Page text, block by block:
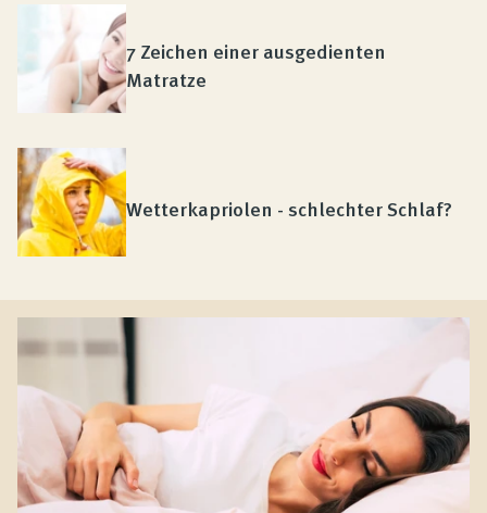
7 Zeichen einer ausgedienten
Matratze
Wetterkapriolen - schlechter Schlaf?